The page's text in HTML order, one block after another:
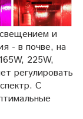
и
- в почве, на
225W,
регулировать
С